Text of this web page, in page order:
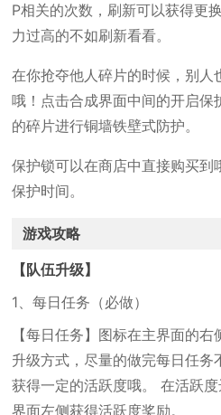
P相关的次数，刷新可以获得更
力过高的不如刷新看看。
在你抢夺他人碎片的时候，别人
哦！点击合成界面中间的开启保
的碎片进行铜墙铁壁式防护。
保护锁可以在商店中直接购买到
保护时间。
游戏攻略
【队伍升级】
1、每日任务（必做）
【每日任务】图标在主界面的
升级方式，尽量的做完每日任
获得一定的活跃度哦。 在活跃
界面左侧获得活跃度奖励。